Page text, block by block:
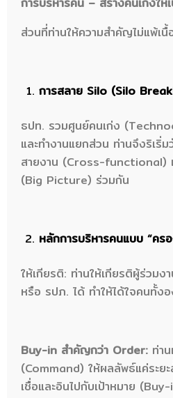
ส่วนที่ท่านให้ความสำคัญไม่แพ้เนื้
การสลาย Silo (Silo
ธปท. รวมศูนย์คนเก่ง
และทำงานแยกส่วน ท่านจึงริเริ่
สายงาน (Cross-functional)
(Big Picture) ร่วมกัน
หลักการบริหารคนแบบ “คร
ให้เกียรติ: ท่านให้เกียรติผู้ร่วมง
หรือ รปภ. ได้ ทำให้ได้ใจคนทั้ง
Buy-in สำคัญกว่า Order: ท่า
(Command) ให้ผลลัพธ์แค่ระย
เชื่อและอินไปกับเป้าหมาย